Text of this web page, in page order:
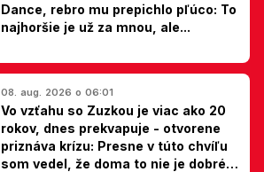
Dance, rebro mu prepichlo pľúco: To
najhoršie je už za mnou, ale...
08. aug. 2026 o 06:01
Vo vzťahu so Zuzkou je viac ako 20
rokov, dnes prekvapuje - otvorene
priznáva krízu: Presne v túto chvíľu
som vedel, že doma to nie je dobré,